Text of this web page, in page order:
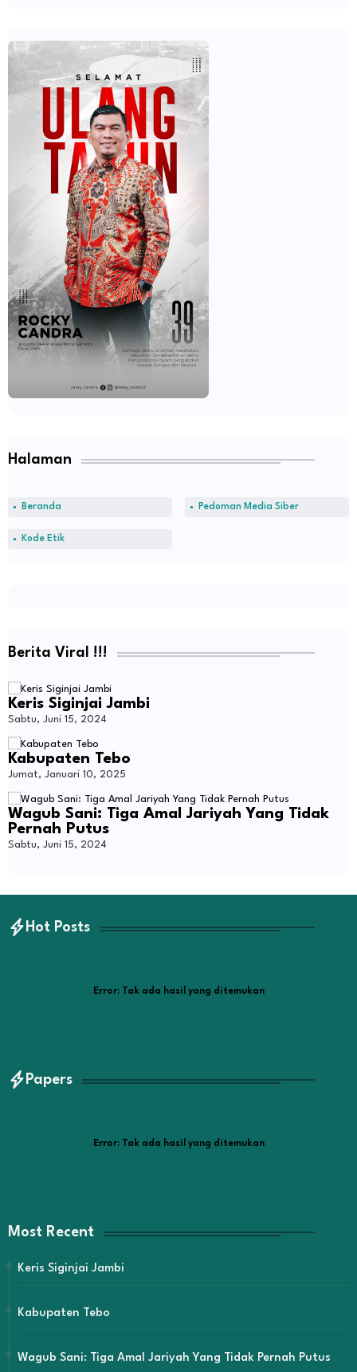
Halaman
Beranda Pedoman Media Siber
Kode Etik
Berita Viral !!!
Keris Siginjai Jambi
Sabtu, Juni 15, 2024
Kabupaten Tebo
Jumat, Januari 10, 2025
Wagub Sani: Tiga Amal Jariyah Yang Tidak
Pernah Putus
Sabtu, Juni 15, 2024
Hot Posts
Error:Tak ada hasil yang ditemukan
Papers
Error:Tak ada hasil yang ditemukan
Most Recent
Keris Siginjai Jambi
Kabupaten Tebo
Wagub Sani: Tiga Amal Jariyah Yang Tidak Pernah Putus